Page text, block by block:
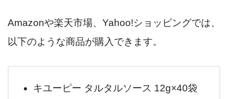
Amazonや楽天市場、Yahoo!ショッピングでは、
以下のような商品が購入できます。
キユーピー タルタルソース 12g×40袋